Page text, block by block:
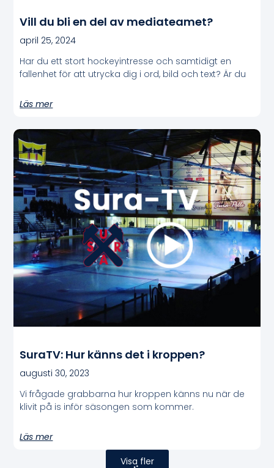
Vill du bli en del av mediateamet?
april 25, 2024
Har du ett stort hockeyintresse och samtidigt en
fallenhet för att utrycka dig i ord, bild och text? Är du
Läs mer
SuraTV: Hur känns det i kroppen?
augusti 30, 2023
Vi frågade grabbarna hur kroppen känns nu när de
klivit på is inför säsongen som kommer.
Läs mer
Visa fler